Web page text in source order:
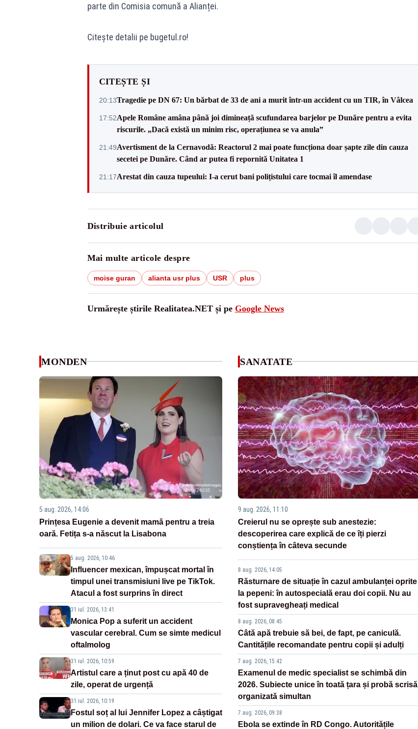
parte din Comisia comună a Alianței.
Citește detalii pe bugetul.ro!
CITEȘTE ȘI
20:13Tragedie pe DN 67: Un bărbat de 33 de ani a murit într-un accident cu un TIR, în Vâlcea
17:52Apele Române amâna până joi dimineață scufundarea barjelor pe Dunăre pentru a evita
riscurile. „Dacă există un minim risc, operațiunea se va anula”
21:49Avertisment de la Cernavodă: Reactorul 2 mai poate funcționa doar șapte zile din cauza
secetei pe Dunăre. Când ar putea fi repornită Unitatea 1
21:17Arestat din cauza tupeului: I-a cerut bani polițistului care tocmai îl amendase
Distribuie articolul
Mai multe articole despre
moise guran alianta usr plus USR plus
Urmărește știrile Realitatea.NET și pe Google News
MONDEN
5 aug. 2026, 14:06
Prințesa Eugenie a devenit mamă pentru a treia
oară. Fetița s-a născut la Lisabona
5 aug. 2026, 10:46
Influencer mexican, împușcat mortal în
timpul unei transmisiuni live pe TikTok.
Atacul a fost surprins în direct
31 iul. 2026, 13:41
Monica Pop a suferit un accident
vascular cerebral. Cum se simte medicul
oftalmolog
31 iul. 2026, 10:59
Artistul care a ținut post cu apă 40 de
zile, operat de urgență
31 iul. 2026, 10:19
Fostul soț al lui Jennifer Lopez a câștigat
un milion de dolari. Ce va face starul de
SANATATE
9 aug. 2026, 11:10
Creierul nu se oprește sub anestezie:
descoperirea care explică de ce îți pierzi
conștiența în câteva secunde
8 aug. 2026, 14:05
Răsturnare de situație în cazul ambulanței oprite
la pepeni: în autospecială erau doi copii. Nu au
fost supravegheați medical
8 aug. 2026, 08:45
Câtă apă trebuie să bei, de fapt, pe caniculă.
Cantitățile recomandate pentru copii și adulți
7 aug. 2026, 15:42
Examenul de medic specialist se schimbă din
2026. Subiecte unice în toată țara și probă scrisă
organizată simultan
7 aug. 2026, 09:38
Ebola se extinde în RD Congo. Autoritățile